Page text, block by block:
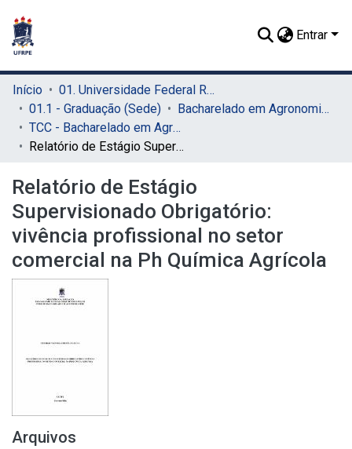
Entrar
Início
01. Universidade Federal Rural de Pernambuco - UFRPE (Sede)
01.1 - Graduação (Sede)
Bacharelado em Agronomia (Sede)
TCC - Bacharelado em Agronomia (Sede)
Relatório de Estágio Supervisionado Obrigatório: vivência profissional no setor comercial na Ph Química Agrícola
Relatório de Estágio
Supervisionado Obrigatório:
vivência profissional no setor
comercial na Ph Química Agrícola
Arquivos